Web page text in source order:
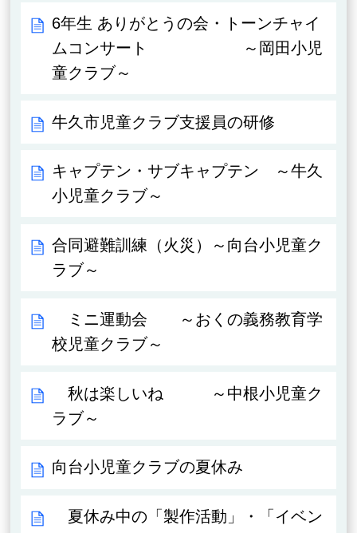
6年生 ありがとうの会・トーンチャイ
ムコンサート ～岡田小児
童クラブ～
牛久市児童クラブ支援員の研修
キャプテン・サブキャプテン ～牛久
小児童クラブ～
合同避難訓練（火災）～向台小児童ク
ラブ～
ミニ運動会 ～おくの義務教育学
校児童クラブ～
秋は楽しいね ～中根小児童ク
ラブ～
向台小児童クラブの夏休み
夏休み中の「製作活動」・「イベン